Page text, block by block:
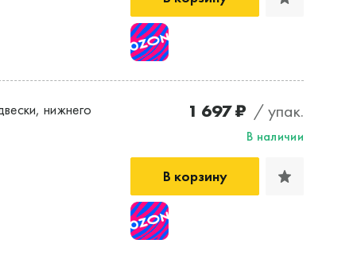
нижнего
1 697 ₽ / упак.
В наличии
В корзину